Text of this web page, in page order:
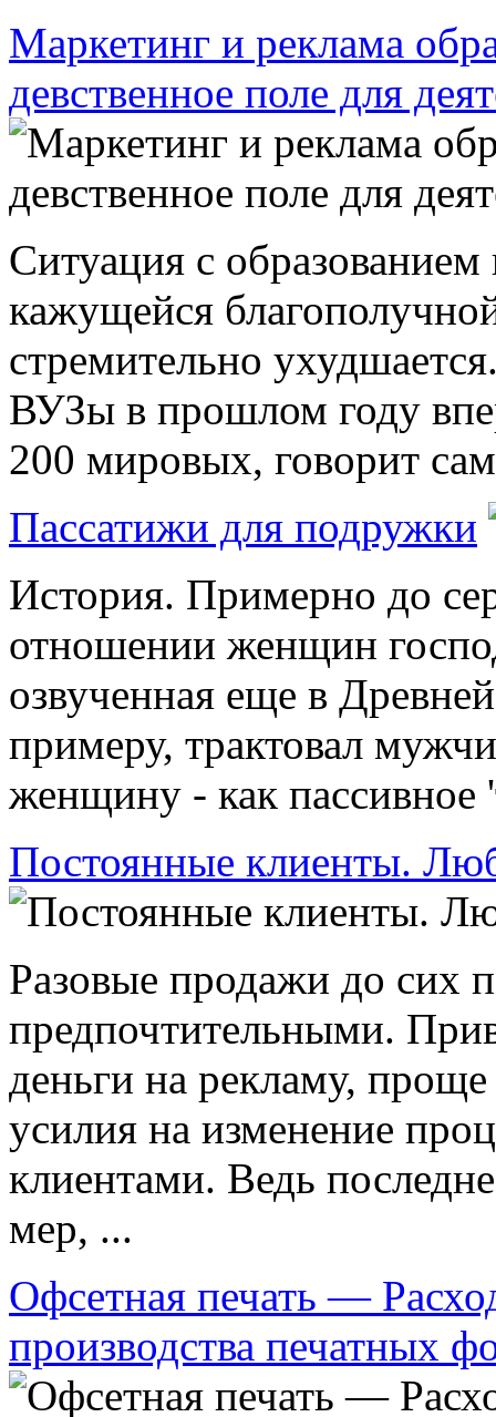
Маркетинг и реклама
девственное поле для
Ситуация с
кажущейся
стремительно
ВУЗы в прошлом году
200 мировых, говорит
Пассатижи для подружки
История. Примерно до
отношении женщин
озвученная еще в
примеру, трактовал
женщину - как пассивное
Постоянные клиенты.
Разовые продажи до сих
предпочтительными.
деньги на рекламу,
усилия на изменение
клиентами. Ведь
мер, ...
Офсетная печать —
производства печатных